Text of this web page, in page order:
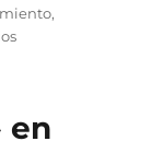
,
en
a
en